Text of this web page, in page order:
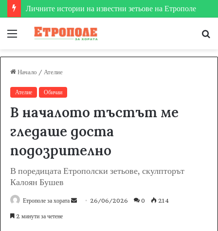
Личните истории на известни зетьове на Етрополе
Меню
Начало / Ателие
Ателие Обичаи
В началото тъстът ме
гледаше доста
подозрително
В поредицата Етрополски зетьове, скулпторът
Калоян Бушев
Етрополе за хората 26/06/2026 0 214
2 минути за четене